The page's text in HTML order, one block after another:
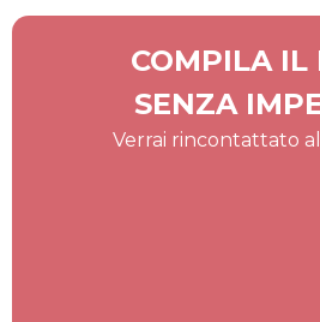
COMPILA IL
SENZA
Verrai rincontattato